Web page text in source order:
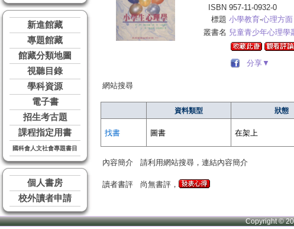
新進館藏
專題館藏
館藏分類地圖
視聽目錄
學科資源
電子書
招生考古題
課程指定用書
國科會人文社會專題書目
個人書房
校外讀者申請
ISBN 957-11-0932-0
標題 小學教育-心理方面
叢書名 兒童青少年心理學
分享▼
網站搜尋
資料類型 狀態
找書 圖書 在架上
內容簡介 請利用網站搜尋，連結內容簡介
讀者書評 尚無書評，
Copyright ©